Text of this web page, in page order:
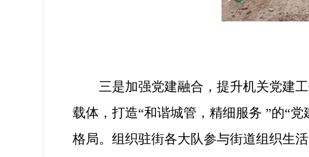
三是加强党建融合，提升机关党建工
载体，打造“和谐城管，精细服务 ”的“
格局。组织驻街各大队参与街道组织生